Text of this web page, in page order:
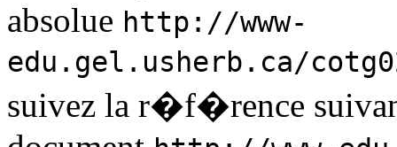
absolue http://www-
edu.gel.usherb.ca/
suivez la r�f�rence